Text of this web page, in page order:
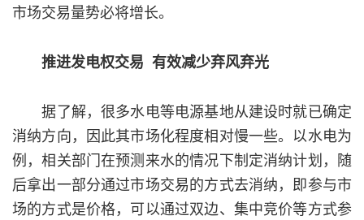
市场交易量势必将增长。
推进发电权交易 有效减少弃风弃光
据了解，很多水电等电源基地从建设时就已确定
消纳方向，因此其市场化程度相对慢一些。以水电为
例，相关部门在预测来水的情况下制定消纳计划，随
后拿出一部分通过市场交易的方式去消纳，即参与市
场的方式是价格，可以通过双边、集中竞价等方式参